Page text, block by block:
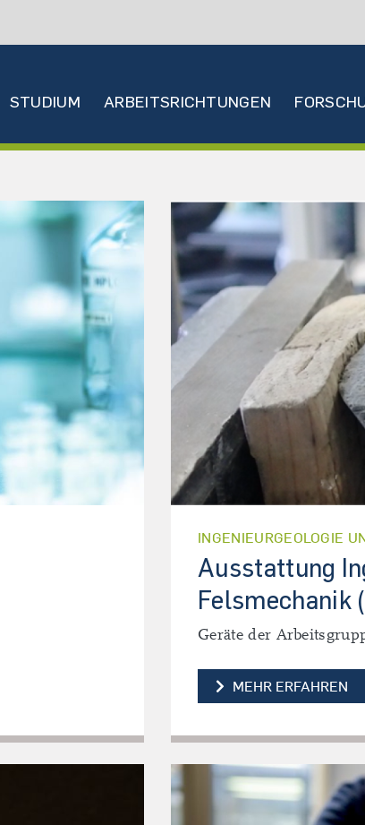
Hauptnavigation
STUDIUM ARBEITSRICHTUNGEN
INGENIEURGEOLOGIE
Ausstattung
Felsmechanik
Geräte der
MEHR ERFAHREN